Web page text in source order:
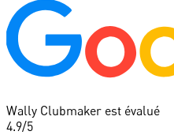
Wally Clubmaker est évalué
4.9/5